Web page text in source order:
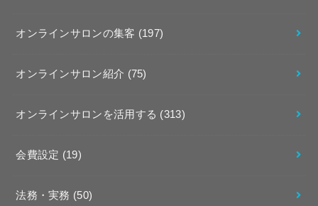
オンラインサロンの集客 (197)
オンラインサロン紹介 (75)
オンラインサロンを活用する (313)
会費設定 (19)
法務・実務 (50)